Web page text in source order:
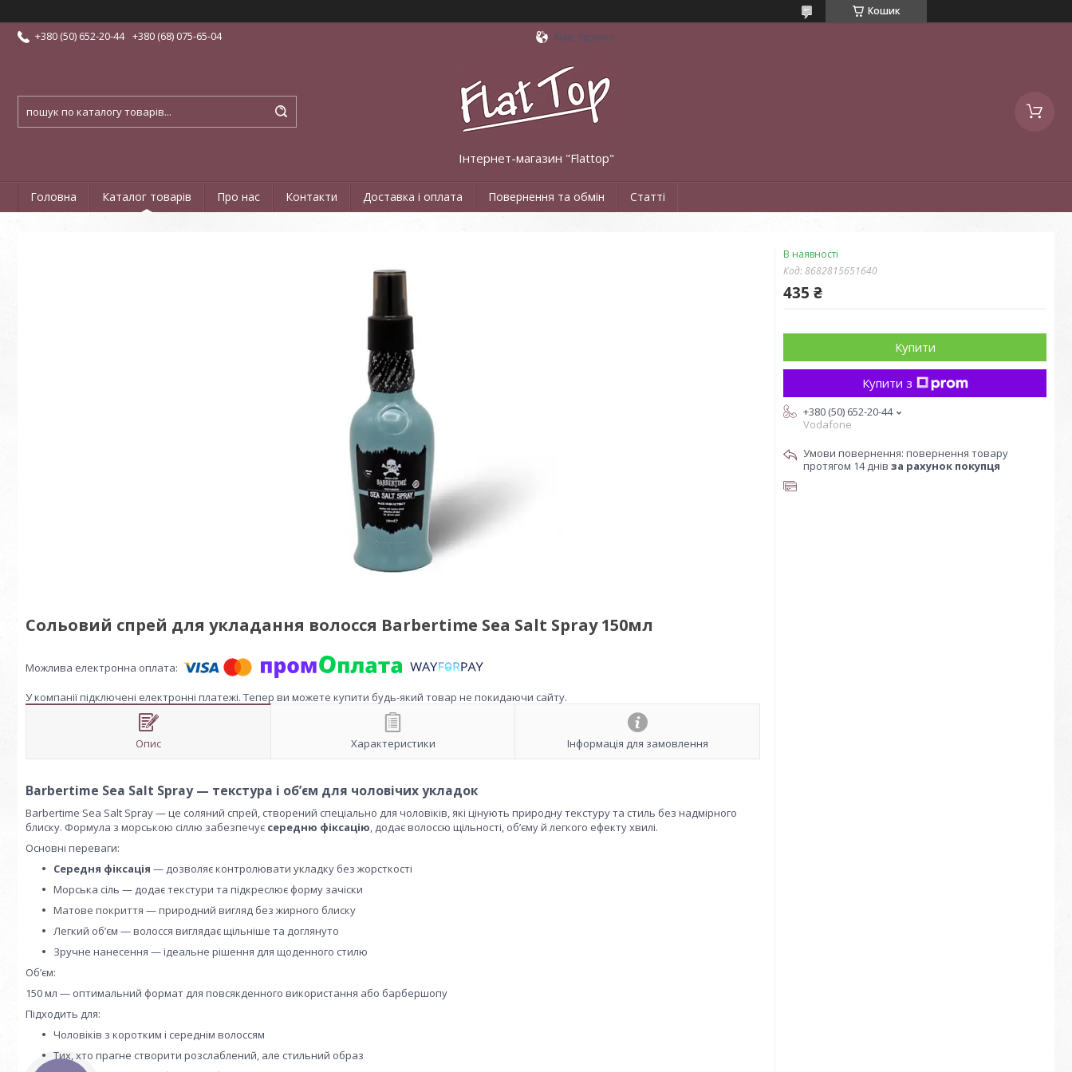
Кошик
+380 (50) 652-20-44 +380 (68) 075-65-04 Київ, Україна
Інтернет-магазин "Flattop"
Головна Каталог товарів Про нас Контакти Доставка і оплата Повернення та обмін Статті
Сольовий спрей для укладання волосся Barbertime Sea Salt Spray 150мл
У компанії підключені електронні платежі. Тепер ви можете купити будь-який товар не покидаючи сайту.
Опис Характеристики Інформація для замовлення
Barbertime Sea Salt Spray — текстура і обʼєм для чоловічих укладок
Barbertime Sea Salt Spray — це соляний спрей, створений спеціально для чоловіків, які цінують природну текстуру та стиль без надмірного
блиску. Формула з морською сіллю забезпечує середню фіксацію, додає волоссю щільності, обʼєму й легкого ефекту хвилі.
Основні переваги:
Середня фіксація — дозволяє контролювати укладку без жорсткості
Морська сіль — додає текстури та підкреслює форму зачіски
Матове покриття — природний вигляд без жирного блиску
Легкий обʼєм — волосся виглядає щільніше та доглянуто
Зручне нанесення — ідеальне рішення для щоденного стилю
Об’єм:
150 мл — оптимальний формат для повсякденного використання або барбершопу
Підходить для:
Чоловіків з коротким і середнім волоссям
Тих, хто прагне створити розслаблений, але стильний образ
В наявності
Код:8682815651640
435 ₴
Купити
Купити з
+380 (50) 652-20-44
Vodafone
повернення товару
протягом 14 днів за рахунок покупця